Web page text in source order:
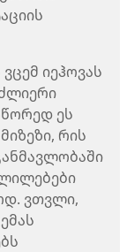
იეჰოვას
ეს
რის
ვთვლი,